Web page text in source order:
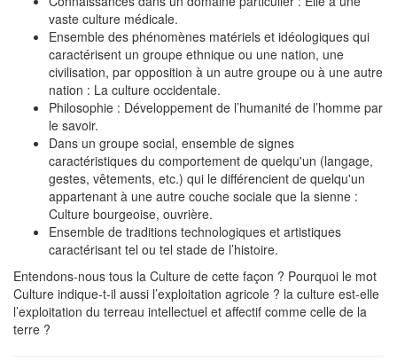
vaste culture médicale.
Ensemble des phénomènes matériels et idéologiques qui
caractérisent un groupe ethnique ou une nation, une
civilisation, par opposition à un autre groupe ou à une autre
nation : La culture occidentale.
Philosophie : Développement de l’humanité de l’homme par
le savoir.
Dans un groupe social, ensemble de signes
caractéristiques du comportement de quelqu'un (langage,
gestes, vêtements, etc.) qui le différencient de quelqu'un
appartenant à une autre couche sociale que la sienne :
Culture bourgeoise, ouvrière.
Ensemble de traditions technologiques et artistiques
caractérisant tel ou tel stade de l’histoire.
Entendons-nous tous la Culture de cette façon ? Pourquoi le mot
Culture indique-t-il aussi l’exploitation agricole ? la culture est-elle
l’exploitation du terreau intellectuel et affectif comme celle de la
terre ?